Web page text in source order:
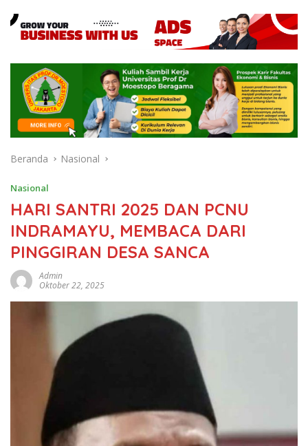
Beranda Nasional
Nasional
HARI SANTRI 2025 DAN PCNU
INDRAMAYU, MEMBACA DARI
PINGGIRAN DESA SANCA
Admin
Oktober 22, 2025